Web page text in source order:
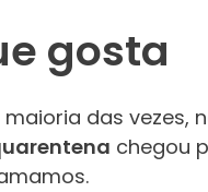
gosta
das vezes,
chegou